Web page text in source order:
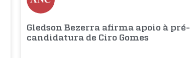
Gledson Bezerra afirma apoio à pré-
candidatura de Ciro Gomes